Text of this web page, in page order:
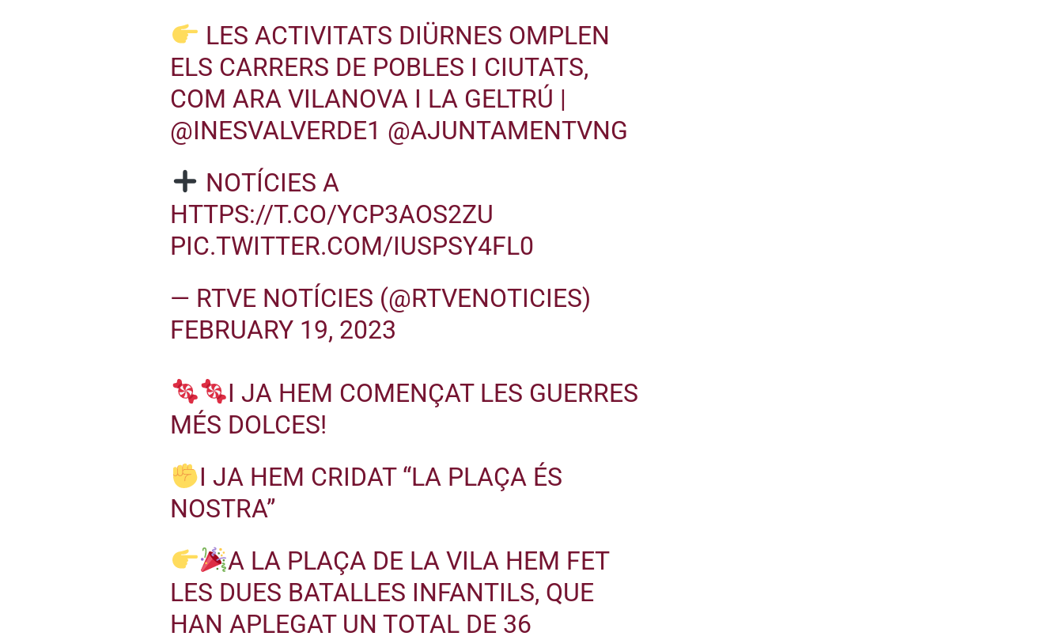
LES ACTIVITATS DIÜRNES OMPLEN
ELS CARRERS DE POBLES I CIUTATS,
COM ARA VILANOVA I LA GELTRÚ |
@INESVALVERDE1 @AJUNTAMENTVNG
NOTÍCIES A
HTTPS://T.CO/YCP3AOS2ZU
PIC.TWITTER.COM/IUSPSY4FL0
— RTVE NOTÍCIES (@RTVENOTICIES)
FEBRUARY 19, 2023
I JA HEM COMENÇAT LES GUERRES
MÉS DOLCES!
I JA HEM CRIDAT “LA PLAÇA ÉS
NOSTRA”
A LA PLAÇA DE LA VILA HEM FET
LES DUES BATALLES INFANTILS, QUE
HAN APLEGAT UN TOTAL DE 36